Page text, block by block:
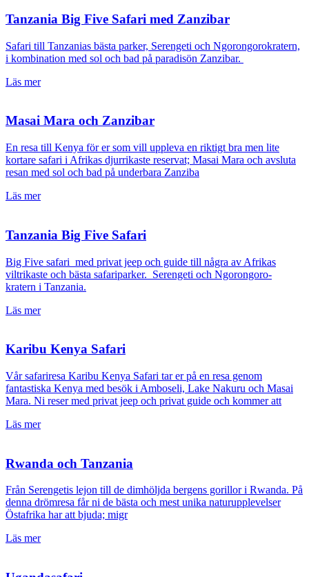
Tanzania Big Five Safari med Zanzibar
Safari till Tanzanias bästa parker, Serengeti och Ngorongorokratern,
i kombination med sol och bad på paradisön Zanzibar.
Läs mer
Masai Mara och Zanzibar
En resa till Kenya för er som vill uppleva en riktigt bra men lite
kortare safari i Afrikas djurrikaste reservat; Masai Mara och avsluta
resan med sol och bad på underbara Zanziba
Läs mer
Tanzania Big Five Safari
Big Five safari med privat jeep och guide till några av Afrikas
viltrikaste och bästa safariparker. Serengeti och Ngorongoro-
kratern i Tanzania.
Läs mer
Karibu Kenya Safari
Vår safariresa Karibu Kenya Safari tar er på en resa genom
fantastiska Kenya med besök i Amboseli, Lake Nakuru och Masai
Mara. Ni reser med privat jeep och privat guide och kommer att
Läs mer
Rwanda och Tanzania
Från Serengetis lejon till de dimhöljda bergens gorillor i Rwanda. På
denna drömresa får ni de bästa och mest unika naturupplevelser
Östafrika har att bjuda; migr
Läs mer